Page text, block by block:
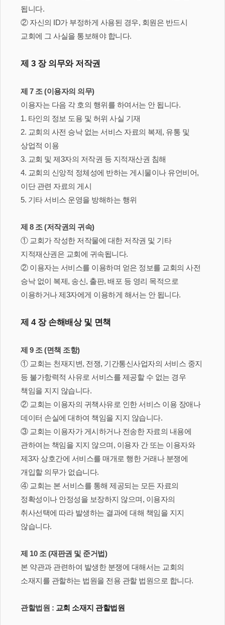
됩니다.
② 자신의 ID가 부정하게 사용된 경우, 회원은 반드시
교회에 그 사실을 통보해야 합니다.
제 3 장 의무와 저작권
제 7 조 (이용자의 의무)
이용자는 다음 각 호의 행위를 하여서는 안 됩니다.
1. 타인의 정보 도용 및 허위 사실 기재
2. 교회의 사전 승낙 없는 서비스 자료의 복제, 유통 및
상업적 이용
3. 교회 및 제3자의 저작권 등 지적재산권 침해
4. 교회의 신앙적 정체성에 반하는 게시물이나 유언비어,
이단 관련 자료의 게시
5. 기타 서비스 운영을 방해하는 행위
제 8 조 (저작권의 귀속)
① 교회가 작성한 저작물에 대한 저작권 및 기타
지적재산권은 교회에 귀속됩니다.
② 이용자는 서비스를 이용하며 얻은 정보를 교회의 사전
승낙 없이 복제, 송신, 출판, 배포 등 영리 목적으로
이용하거나 제3자에게 이용하게 해서는 안 됩니다.
제 4 장 손해배상 및 면책
제 9 조 (면책 조항)
① 교회는 천재지변, 전쟁, 기간통신사업자의 서비스 중지
등 불가항력적 사유로 서비스를 제공할 수 없는 경우
책임을 지지 않습니다.
② 교회는 이용자의 귀책사유로 인한 서비스 이용 장애나
데이터 손실에 대하여 책임을 지지 않습니다.
③ 교회는 이용자가 게시하거나 전송한 자료의 내용에
관하여는 책임을 지지 않으며, 이용자 간 또는 이용자와
제3자 상호간에 서비스를 매개로 행한 거래나 분쟁에
개입할 의무가 없습니다.
④ 교회는 본 서비스를 통해 제공되는 모든 자료의
정확성이나 안정성을 보장하지 않으며, 이용자의
취사선택에 따라 발생하는 결과에 대해 책임을 지지
않습니다.
제 10 조 (재판권 및 준거법)
본 약관과 관련하여 발생한 분쟁에 대해서는 교회의
소재지를 관할하는 법원을 전용 관할 법원으로 합니다.
관할법원 : 교회 소재지 관할법원